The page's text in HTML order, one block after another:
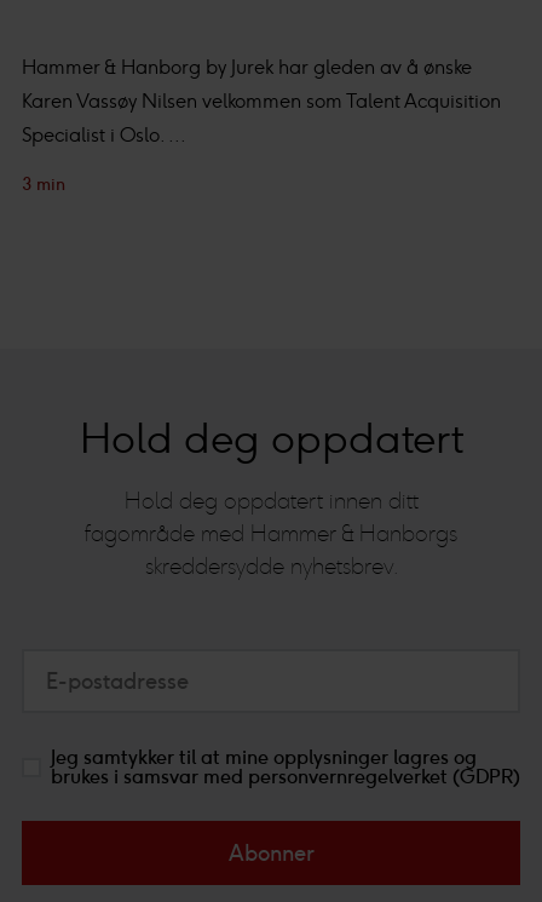
Hammer & Hanborg by Jurek har gleden av å ønske
Karen Vassøy Nilsen velkommen som Talent Acquisition
Specialist i Oslo. ...
3 min
Hold deg oppdatert
Hold deg oppdatert innen ditt
fagområde med Hammer & Hanborgs
skreddersydde nyhetsbrev.
E-postadresse
Jeg samtykker til at mine opplysninger lagres og
brukes i samsvar med personvernregelverket (GDPR)
Abonner